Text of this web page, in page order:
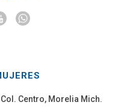
Centro, Morelia Mich.